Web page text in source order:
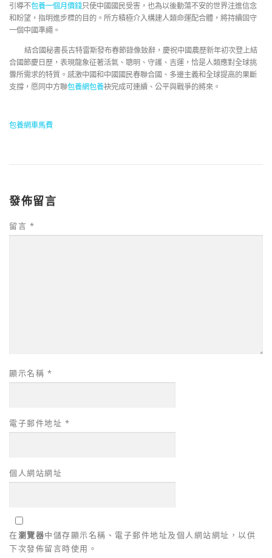
引導不包養一個月價錢只使中國國民受害，也為以後動蕩不安的世界注進信念
和盼望，指明進步標的目的。所方積極介入構建人類命運配合體，將持續固守
一個中國準繩。
結合國秘書長古特雷斯發布春節錄像致辭，慶祝中國農歷新年初次登上結
合國節慶日歷，表現龍象征著活氣、聰明、守護、吉運，恰是人類應對全球挑
釁所需求的特質。感激中國和中國國民春聯合國、多邊主義和全球提高的果斷
支撐，愿同中方聯包養網包養袂完成可連續、公平與戰爭的將來。
包養網車馬費
發佈留言
留言 *
顯示名稱 *
電子郵件地址 *
個人網站網址
在瀏覽器中儲存顯示名稱、電子郵件地址及個人網站網址，以供
下次發佈留言時使用。